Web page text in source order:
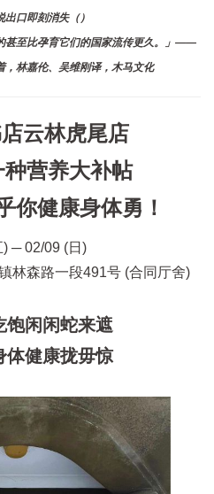
口即刻消失（）
甚至比孕育它们的国家流传更久。」——
，林嘉伦、吴维刚译，木马文化
云林虎尾店
营养大补帖
你健康身体勇！
) ─ 02/09 (日)
林森路一段491号 (合同厅舍)
饱闲闲蛇来遮
体健康拢毋惊